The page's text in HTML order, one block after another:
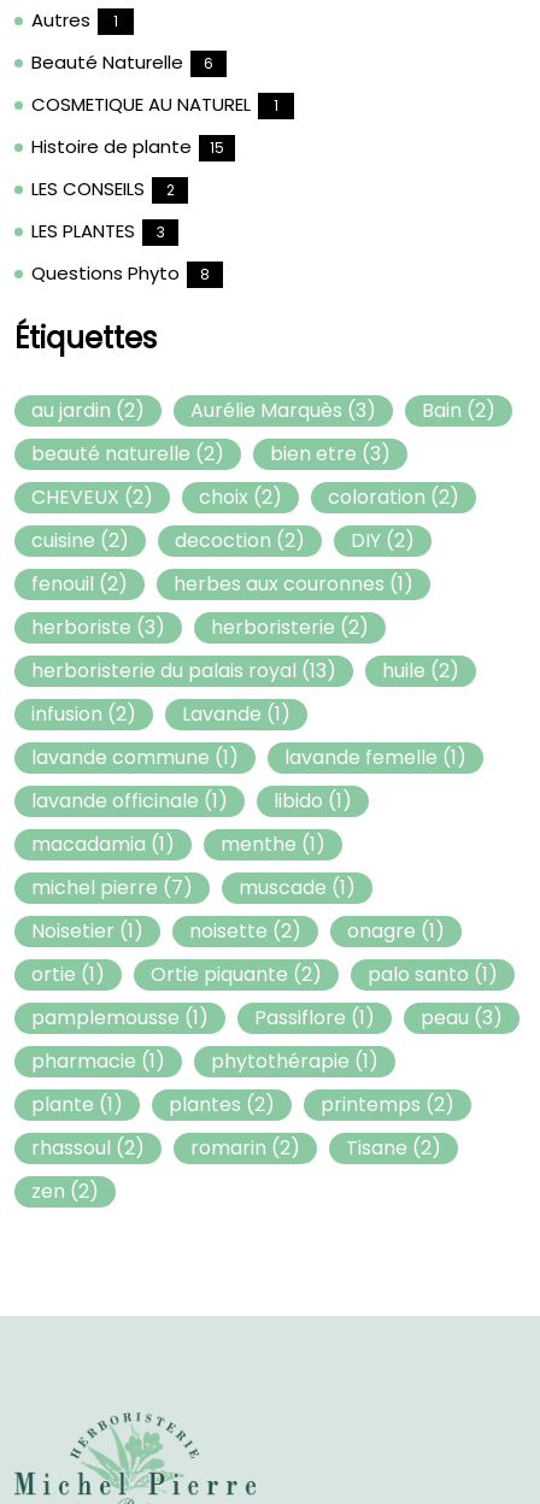
Autres 1
Beauté Naturelle 6
COSMETIQUE AU NATUREL 1
Histoire de plante 15
LES CONSEILS 2
LES PLANTES 3
Questions Phyto 8
Étiquettes
au jardin (2) Aurélie Marquès (3) Bain (2)
beauté naturelle (2) bien etre (3)
CHEVEUX (2) choix (2) coloration (2)
cuisine (2) decoction (2) DIY (2)
fenouil (2) herbes aux couronnes (1)
herboriste (3) herboristerie (2)
herboristerie du palais royal (13) huile (2)
infusion (2) Lavande (1)
lavande commune (1) lavande femelle (1)
lavande officinale (1) libido (1)
macadamia (1) menthe (1)
michel pierre (7) muscade (1)
Noisetier (1) noisette (2) onagre (1)
ortie (1) Ortie piquante (2) palo santo (1)
pamplemousse (1) Passiflore (1) peau (3)
pharmacie (1) phytothérapie (1)
plante (1) plantes (2) printemps (2)
rhassoul (2) romarin (2) Tisane (2)
zen (2)